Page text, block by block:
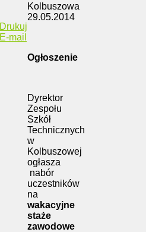
Drukuj
E-mail
Kolbuszowa
29.05.2014
Ogłoszenie
Dyrektor
Zespołu
Szkół
Technicznych
w
Kolbuszowej
ogłasza
nabór
uczestników
na
wakacyjne
staże
zawodowe